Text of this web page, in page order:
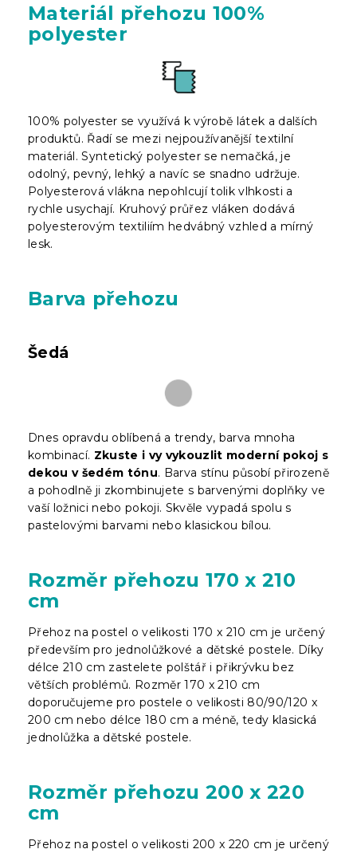
Materiál přehozu 100%
polyester
100% polyester se využívá k výrobě látek a dalších
produktů. Řadí se mezi nejpoužívanější textilní
materiál. Syntetický polyester se nemačká, je
odolný, pevný, lehký a navíc se snadno udržuje.
Polyesterová vlákna nepohlcují tolik vlhkosti a
rychle usychají. Kruhový průřez vláken dodává
polyesterovým textiliím hedvábný vzhled a mírný
lesk.
Barva přehozu
Šedá
Dnes opravdu oblíbená a trendy, barva mnoha
kombinací. Zkuste i vy vykouzlit moderní pokoj s
dekou v šedém tónu. Barva stínu působí přirozeně
a pohodlně ji zkombinujete s barvenými doplňky ve
vaší ložnici nebo pokoji. Skvěle vypadá spolu s
pastelovými barvami nebo klasickou bílou.
Rozměr přehozu 170 x 210
cm
Přehoz na postel o velikosti 170 x 210 cm je určený
především pro jednolůžkové a dětské postele. Díky
délce 210 cm zastelete polštář i přikrývku bez
větších problémů. Rozměr 170 x 210 cm
doporučujeme pro postele o velikosti 80/90/120 x
200 cm nebo délce 180 cm a méně, tedy klasická
jednolůžka a dětské postele.
Rozměr přehozu 200 x 220
cm
Přehoz na postel o velikosti 200 x 220 cm je určený